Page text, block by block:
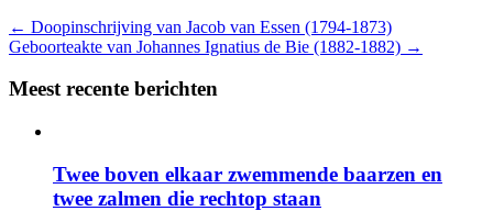
← Doopinschrijving van Jacob van Essen (1794-1873)
Geboorteakte van Johannes Ignatius de Bie (1882-1882) →
Meest recente berichten
Twee boven elkaar zwemmende baarzen en
twee zalmen die rechtop staan